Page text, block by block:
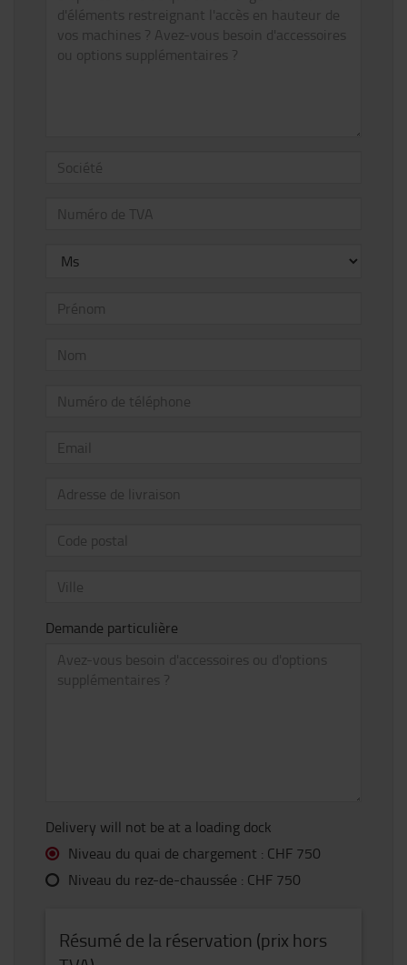
Demande particulière
Delivery will not be at a loading dock
Niveau du quai de chargement : CHF 750
Niveau du rez-de-chaussée : CHF 750
Résumé de la réservation (prix hors